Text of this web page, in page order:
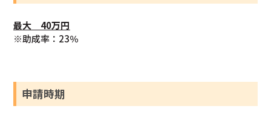
最大 40万円
※助成率：23％
申請時期